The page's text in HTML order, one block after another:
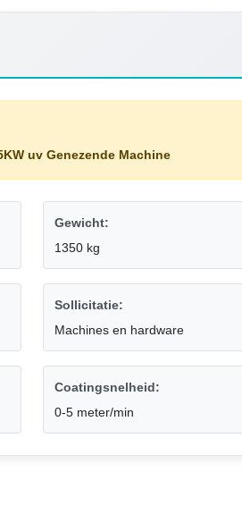
uv Genezende Machine
Gewicht:
1350 kg
Sollicitatie:
Machines en hardware
Coatingsnelheid:
0-5 meter/min